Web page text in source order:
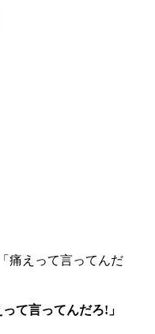
痛えって言ってんだ
て言ってんだろ!」